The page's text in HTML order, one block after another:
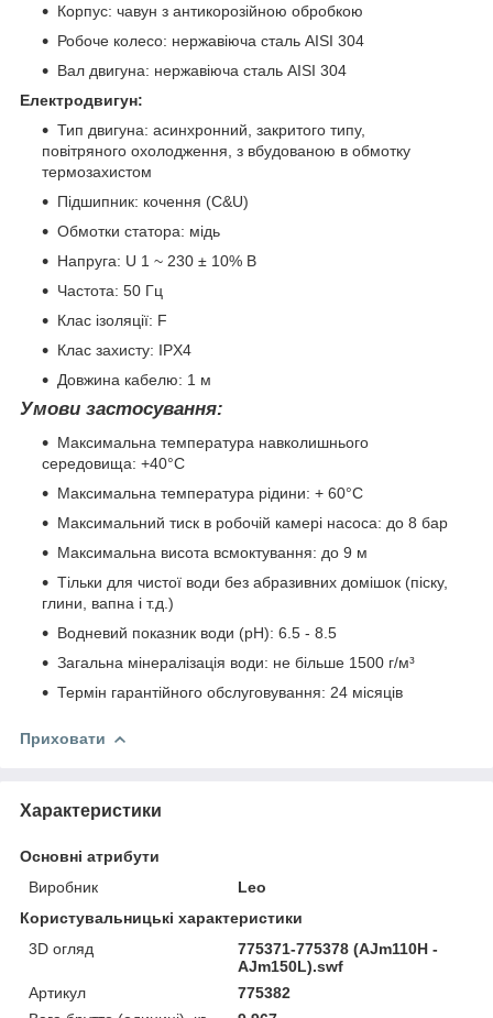
Корпус: чавун з антикорозійною обробкою
Робоче колесо: нержавіюча сталь AISI 304
Вал двигуна: нержавіюча сталь AISI 304
Електродвигун:
Тип двигуна: асинхронний, закритого типу,
повітряного охолодження, з вбудованою в обмотку
термозахистом
Підшипник: кочення (C&U)
Обмотки статора: мідь
Напруга: U 1 ~ 230 ± 10% В
Частота: 50 Гц
Клас ізоляції: F
Клас захисту: IPХ4
Довжина кабелю: 1 м
Умови застосування:
Максимальна температура навколишнього
середовища: +40°C
Максимальна температура рідини: + 60°C
Максимальний тиск в робочій камері насоса: до 8 бар
Максимальна висота всмоктування: до 9 м
Тільки для чистої води без абразивних домішок (піску,
глини, вапна і т.д.)
Водневий показник води (pH): 6.5 - 8.5
Загальна мінералізація води: не більше 1500 г/м³
Термін гарантійного обслуговування: 24 місяців
Приховати
Характеристики
Основні атрибути
Виробник
Leo
Користувальницькі характеристики
3D огляд
775371-775378 (AJm110H -
AJm150L).swf
Артикул
775382